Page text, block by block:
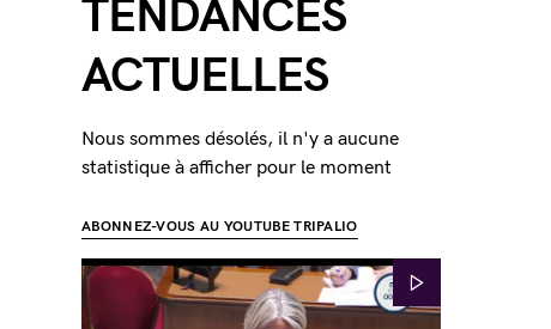
TENDANCES
ACTUELLES
Nous sommes désolés, il n'y a aucune
statistique à afficher pour le moment
ABONNEZ-VOUS AU YOUTUBE TRIPALIO